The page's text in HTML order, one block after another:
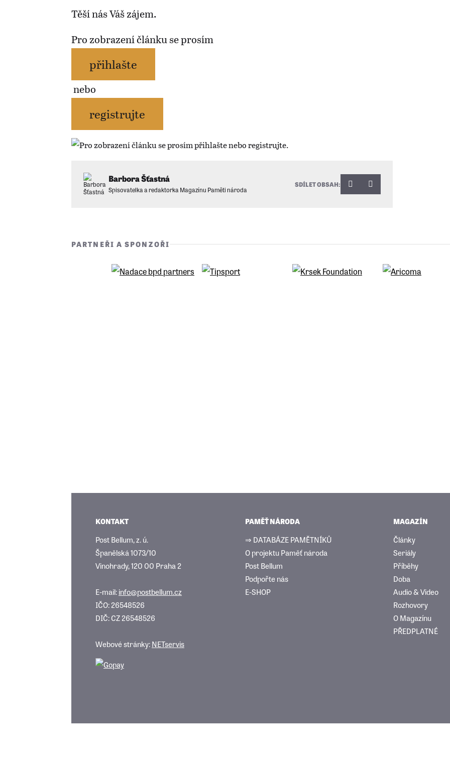
Těší nás Váš zájem.
Pro zobrazení článku se prosím
přihlašte
nebo
registrujte
Barbora Šťastná
Spisovatelka a redaktorka Magazínu Paměti národa
SDÍLET OBSAH:
PARTNEŘI A SPONZOŘI
KONTAKT
Post Bellum, z. ú.
Španělská 1073/10
Vinohrady, 120 00 Praha 2
E-mail:info@postbellum.cz
IČO: 26548526
DIČ: CZ 26548526
Webové stránky:NETservis
PAMĚŤ NÁRODA
⇒ DATABÁZE PAMĚTNÍKŮ
O projektu Paměť národa
Post Bellum
Podpořte nás
E-SHOP
MAGAZÍN
Články
Seriály
Příběhy
Doba
Audio & Video
Rozhovory
O Magazínu
PŘEDPLATNÉ